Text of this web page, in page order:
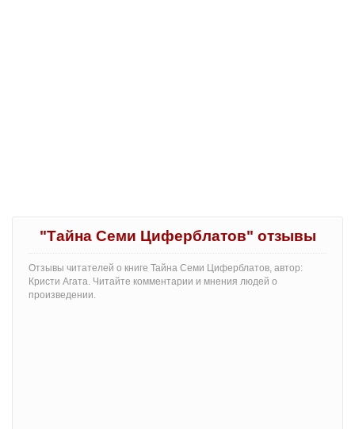
"Тайна Семи Циферблатов" отзывы
Отзывы читателей о книге Тайна Семи Циферблатов, автор:
Кристи Агата. Читайте комментарии и мнения людей о
произведении.